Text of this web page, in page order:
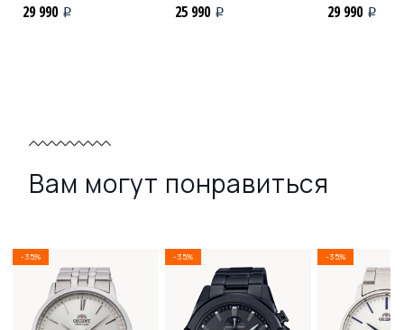
29 990 i 25 990 i 29 990 i
Вам могут понравиться
-35% -35% -35%